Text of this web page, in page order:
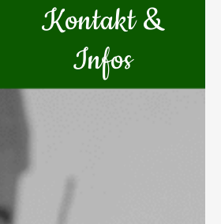
Kontakt &
Infos